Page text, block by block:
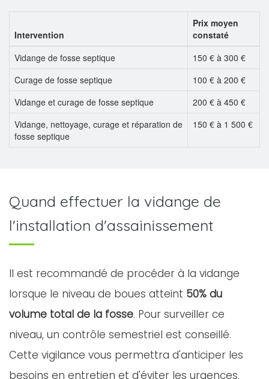
Intervention
Prix moyen
constaté
Vidange de fosse septique
150 € à 300 €
Curage de fosse septique
100 € à 200 €
Vidange et curage de fosse septique
200 € à 450 €
Vidange, nettoyage, curage et réparation de
fosse septique
150 € à 1 500 €
Quand effectuer la vidange de
l'installation d'assainissement
Il est recommandé de procéder à la vidange
lorsque le niveau de boues atteint 50% du
volume total de la fosse. Pour surveiller ce
niveau, un contrôle semestriel est conseillé.
Cette vigilance vous permettra d'anticiper les
besoins en entretien et d'éviter les urgences.